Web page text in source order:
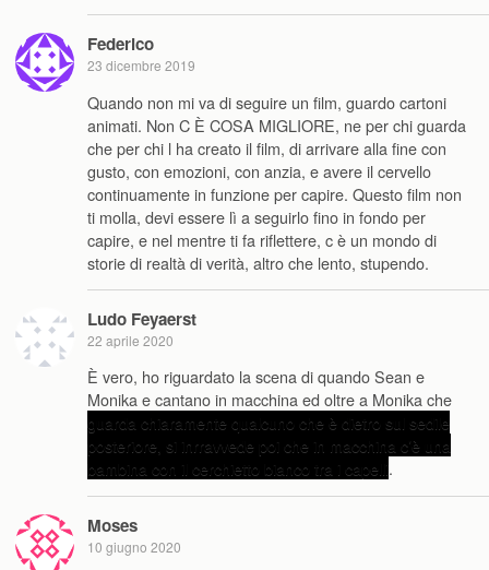
Federico
23 dicembre 2019
Quando non mi va di seguire un film, guardo cartoni
animati. Non C È COSA MIGLIORE, ne per chi guarda
che per chi l ha creato il film, di arrivare alla fine con
gusto, con emozioni, con anzia, e avere il cervello
continuamente in funzione per capire. Questo film non
ti molla, devi essere lì a seguirlo fino in fondo per
capire, e nel mentre ti fa riflettere, c è un mondo di
storie di realtà di verità, altro che lento, stupendo.
Ludo Feyaerst
22 aprile 2020
È vero, ho riguardato la scena di quando Sean e
Monika e cantano in macchina ed oltre a Monika che
guarda chiaramente qualcuno che è dietro sul sedile
posteriore, si inrravvede poi che in macchina c’è una
bambina con il cerchietto bianco tra i capelli.
Moses
10 giugno 2020